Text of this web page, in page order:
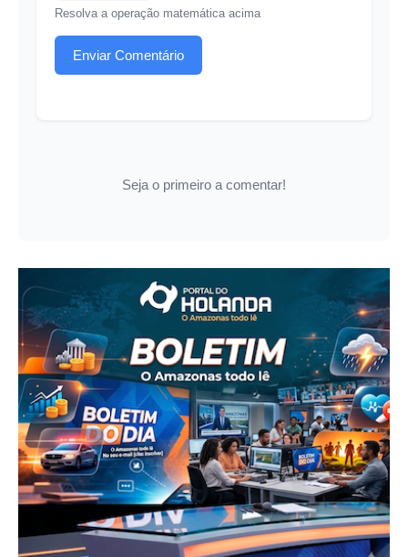
Resolva a operação matemática acima
Enviar Comentário
Seja o primeiro a comentar!